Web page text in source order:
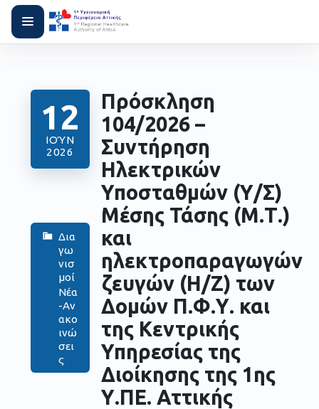
12
ΙΟΎΝ
2026
Δια
γω
νισ
μοί
Νέα
-Αν
ακο
ινώ
σει
ς
Πρόσκληση
104/2026 –
Συντήρηση
Ηλεκτρικών
Υποσταθμών (Υ/Σ)
Μέσης Τάσης (Μ.Τ.)
και
ηλεκτροπαραγωγών
ζευγών (Η/Ζ) των
Δομών Π.Φ.Υ. και
της Κεντρικής
Υπηρεσίας της
Διοίκησης της 1ης
Υ.ΠΕ. Αττικής